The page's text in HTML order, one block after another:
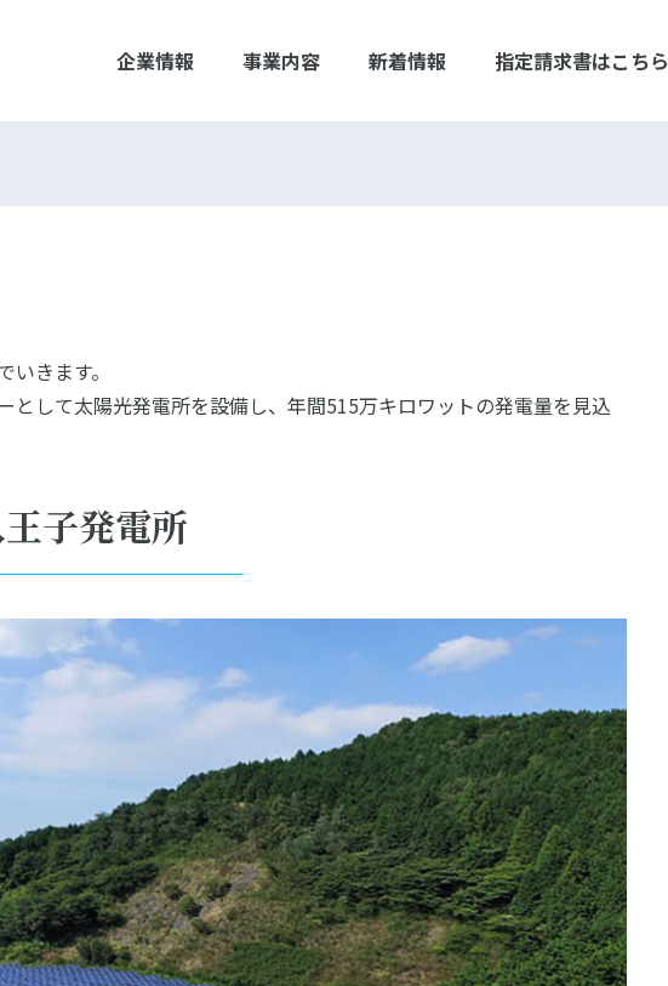
企業情報 事業内容 新着情報 指定請求書はこちら
きます。
して太陽光発電所を設備し、年間515万キロワットの発電量を見込
子発電所